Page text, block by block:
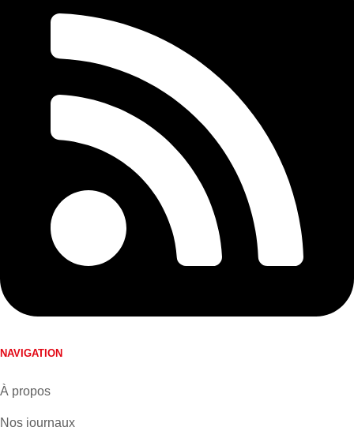
NAVIGATION
À propos
Nos journaux